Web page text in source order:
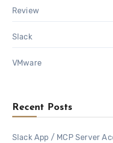
Review
Slack
VMware
Recent Posts
Slack App / MCP Server